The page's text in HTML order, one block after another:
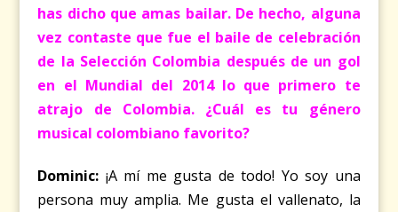
has dicho que amas bailar. De hecho, alguna
vez contaste que fue el baile de celebración
de la Selección Colombia después de un gol
en el Mundial del 2014 lo que primero te
atrajo de Colombia. ¿Cuál es tu género
musical colombiano favorito?
Dominic: ¡A mí me gusta de todo! Yo soy una
persona muy amplia. Me gusta el vallenato, la